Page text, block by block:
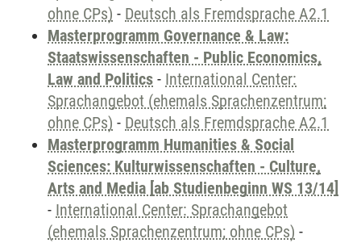
ohne CPs) - Deutsch als Fremdsprache A2.1
Masterprogramm Governance & Law:
Staatswissenschaften - Public Economics,
Law and Politics - International Center:
Sprachangebot (ehemals Sprachenzentrum;
ohne CPs) - Deutsch als Fremdsprache A2.1
Masterprogramm Humanities & Social
Sciences: Kulturwissenschaften - Culture,
Arts and Media [ab Studienbeginn WS 13/14]
- International Center: Sprachangebot
(ehemals Sprachenzentrum; ohne CPs) -